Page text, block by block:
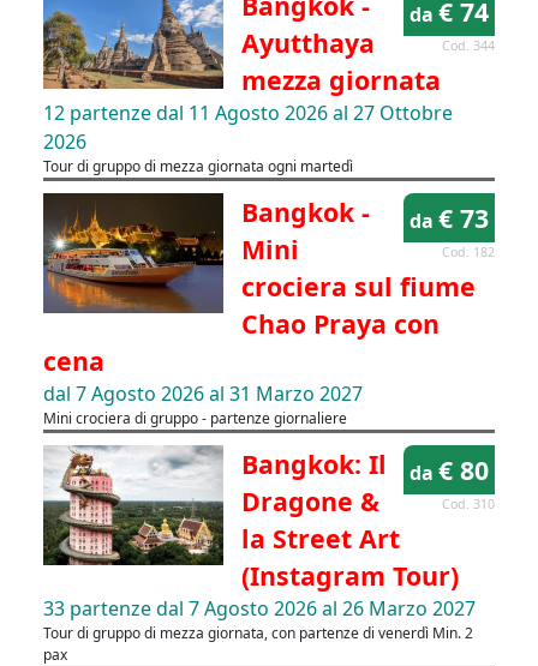
da € 74
Cod. 344
Ayutthaya
mezza giornata
12 partenze dal 11 Agosto 2026 al 27 Ottobre
2026
Tour di gruppo di mezza giornata ogni martedì
da € 73
Cod. 182
Bangkok -
Mini
crociera sul fiume
Chao Praya con
cena
dal 7 Agosto 2026 al 31 Marzo 2027
Mini crociera di gruppo - partenze giornaliere
da € 80
Cod. 310
Bangkok: Il
Dragone &
la Street Art
(Instagram Tour)
33 partenze dal 7 Agosto 2026 al 26 Marzo 2027
Tour di gruppo di mezza giornata, con partenze di venerdì Min. 2
pax